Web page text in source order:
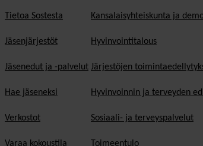
Tietoa Sostesta
Jäsenjärjestöt
Jäsenedut ja -palvelut
Hae jäseneksi
Verkostot
Varaa kokoustila
Kansalaisyhteiskunta ja
Hyvinvointitalous
Järjestöjen
Hyvinvoinnin ja terveyden
Sosiaali- ja terveyspalvelut
Toimeentulo